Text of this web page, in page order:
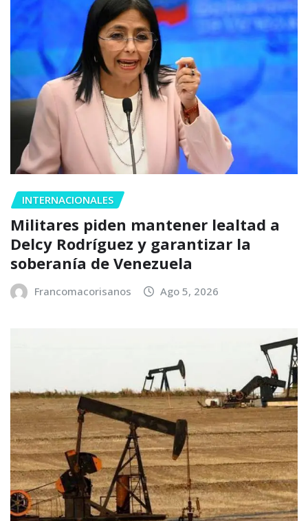
INTERNACIONALES
Militares piden mantener lealtad a
Delcy Rodríguez y garantizar la
soberanía de Venezuela
Francomacorisanos Ago 5, 2026